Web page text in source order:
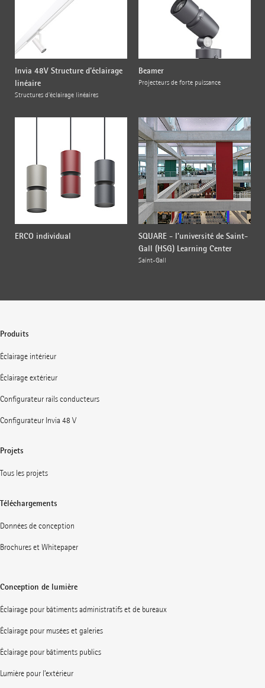
Invia 48V Structure d'éclairage
linéaire
Structures d'éclairage linéaires
Beamer
Projecteurs de forte puissance
ERCO individual
SQUARE - l’université de Saint-
Gall (HSG) Learning Center
Saint-Gall
Produits
Éclairage intérieur
Éclairage extérieur
Configurateur rails conducteurs
Configurateur Invia 48 V
Projets
Tous les projets
Téléchargements
Données de conception
Brochures et Whitepaper
Conception de lumière
Éclairage pour bâtiments administratifs et de bureaux
Éclairage pour musées et galeries
Éclairage pour bâtiments publics
Lumière pour l’extérieur